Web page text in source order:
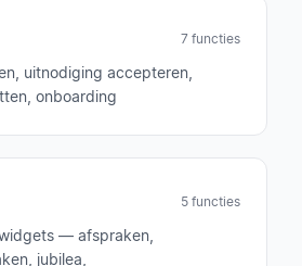
7 functies
uitnodiging accepteren,
onboarding
5 functies
— afspraken,
jubilea,